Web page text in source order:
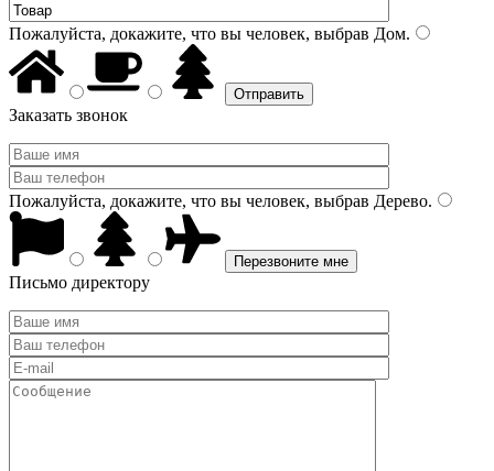
Пожалуйста, докажите, что вы человек, выбрав Дом.
Заказать звонок
Пожалуйста, докажите, что вы человек, выбрав Дерево.
Письмо директору